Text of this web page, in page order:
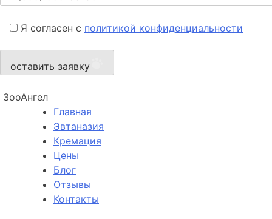
Я согласен с политикой конфиденциальности
оставить заявку
ЗооАнгел
Главная
Эвтаназия
Кремация
Цены
Блог
Отзывы
Контакты